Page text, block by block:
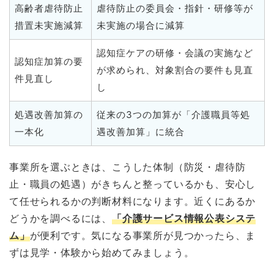
高齢者虐待防止
措置未実施減算
虐待防止の委員会・指針・研修等が
未実施の場合に減算
認知症加算の要
件見直し
認知症ケアの研修・会議の実施など
が求められ、対象割合の要件も見直
し
処遇改善加算の
一本化
従来の3つの加算が「介護職員等処
遇改善加算」に統合
事業所を選ぶときは、こうした体制（防災・虐待防
止・職員の処遇）がきちんと整っているかも、安心し
て任せられるかの判断材料になります。近くにあるか
どうかを調べるには、 「介護サービス情報公表システ
ム」が便利です。気になる事業所が見つかったら、ま
ずは見学・体験から始めてみましょう。